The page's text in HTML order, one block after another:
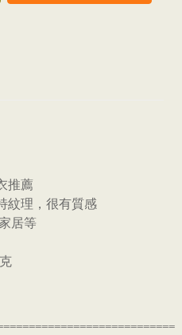
推薦
紋理，很有質感
居等